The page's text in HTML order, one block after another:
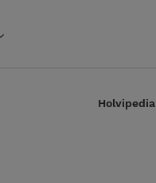
Holvipedia